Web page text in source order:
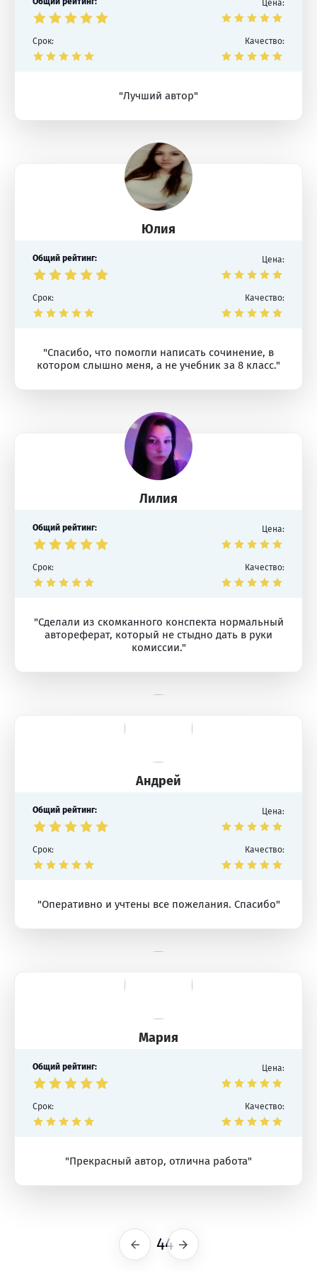
Цена:
Срок: Качество:
"Лучший автор"
Юлия
Общий рейтинг: Цена:
Срок: Качество:
"Спасибо, что помогли написать сочинение, в
котором слышно меня, а не учебник за 8 класс."
Лилия
Общий рейтинг: Цена:
Срок: Качество:
"Сделали из скомканного конспекта нормальный
автореферат, который не стыдно дать в руки
комиссии."
Андрей
Общий рейтинг: Цена:
Срок: Качество:
"Оперативно и учтены все пожелания. Спасибо"
Мария
Общий рейтинг: Цена:
Срок: Качество:
"Прекрасный автор, отлична работа"
Предыдущая
44 Следующая